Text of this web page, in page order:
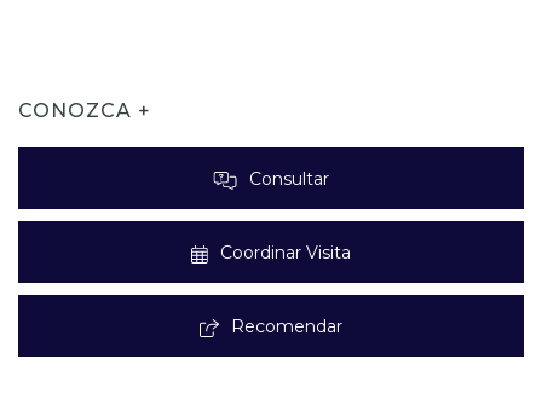
CONOZCA +
Consultar
Coordinar Visita
Recomendar